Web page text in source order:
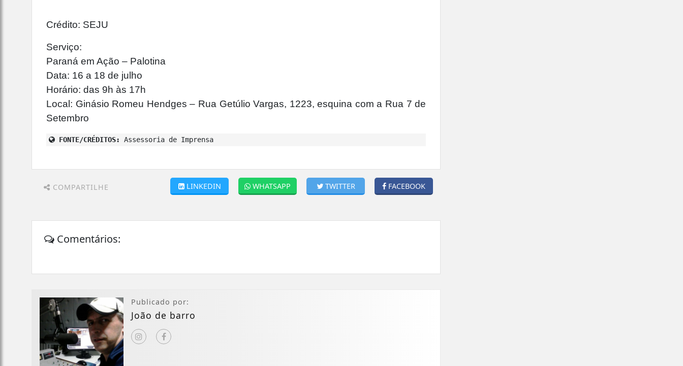
Crédito: SEJU
Serviço:
Paraná em Ação – Palotina
Data: 16 a 18 de julho
Horário: das 9h às 17h
Local: Ginásio Romeu Hendges – Rua Getúlio Vargas, 1223, esquina com a Rua 7 de
Setembro
FONTE/CRÉDITOS: Assessoria de Imprensa
COMPARTILHE FACEBOOK
TWITTER
WHATSAPP
LINKEDIN
Comentários:
Publicado por:
João de barro